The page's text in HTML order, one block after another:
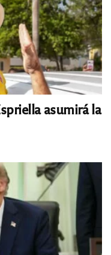
asumirá la